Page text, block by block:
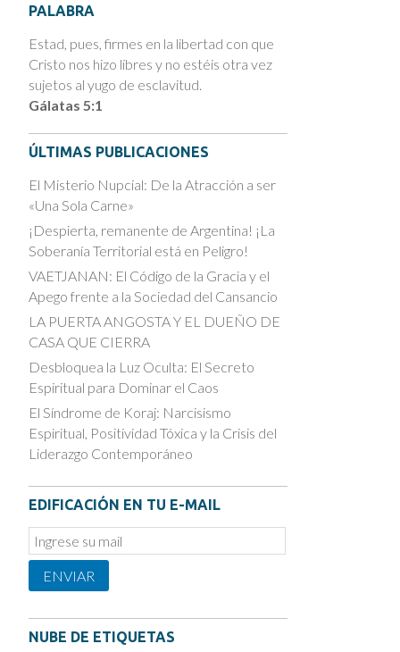
PALABRA
Estad, pues, firmes en la libertad con que
Cristo nos hizo libres y no estéis otra vez
sujetos al yugo de esclavitud.
Gálatas 5:1
ÚLTIMAS PUBLICACIONES
El Misterio Nupcial: De la Atracción a ser
«Una Sola Carne»
¡Despierta, remanente de Argentina! ¡La
Soberanía Territorial está en Peligro!
VAETJANAN: El Código de la Gracia y el
Apego frente a la Sociedad del Cansancio
LA PUERTA ANGOSTA Y EL DUEÑO DE
CASA QUE CIERRA
Desbloquea la Luz Oculta: El Secreto
Espiritual para Dominar el Caos
El Síndrome de Koraj: Narcisismo
Espiritual, Positividad Tóxica y la Crisis del
Liderazgo Contemporáneo
EDIFICACIÓN EN TU E-MAIL
Email
Subscription
ENVIAR
NUBE DE ETIQUETAS